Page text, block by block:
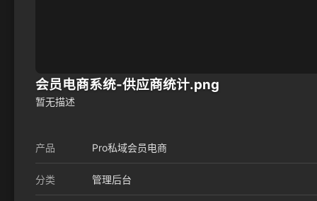
会员电商系统-供应商统计.png
暂无描述
产品 Pro私域会员电商
分类 管理后台